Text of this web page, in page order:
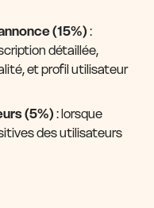
(15%) :
détaillée,
et profil utilisateur
(5%) : lorsque
des utilisateurs